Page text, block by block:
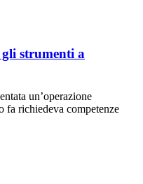
strumenti a
un’operazione
fa richiedeva competenze